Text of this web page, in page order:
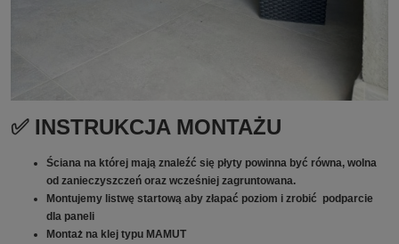
✅ INSTRUKCJA MONTAŻU
Ściana na której mają znaleźć się płyty powinna być równa, wolna
od zanieczyszczeń oraz wcześniej zagruntowana.
Montujemy listwę startową aby złapać poziom i zrobić podparcie
dla paneli
Montaż na klej typu MAMUT